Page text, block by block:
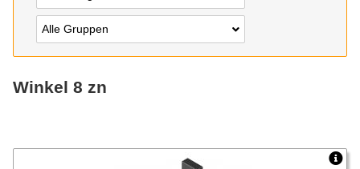
Alle Gruppen
Winkel 8 zn